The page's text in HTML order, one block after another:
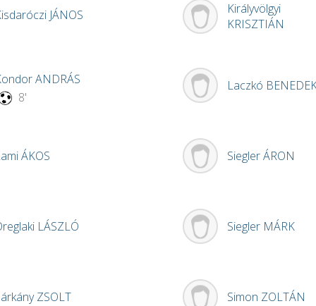
JÁNOS
ANDRÁS
8'
ÁKOS
LÁSZLÓ
ZSOLT
Királyvölgyi
KRISZTIÁN
Laczkó
SieglerÁRON
Siegler MÁRK
Simon ZOLTÁN